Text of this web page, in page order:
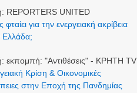
REPORTERS UNITED
φταίει για την ενεργειακή ακρίβεια
Ελλάδα;
εκπομπή: "Αντιθέσεις" - ΚΡΗΤΗ TV
Κρίση & Οικονομικές
στην Εποχή της Πανδημίας